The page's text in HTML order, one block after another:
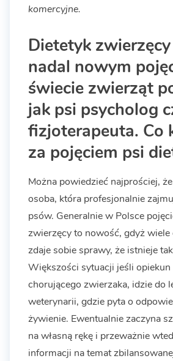
komercyjne.
Dietetyk
nadal nowym
świecie zwierząt
jak psi psycholog
fizjoterapeuta. Co
za pojęciem psi
Można powiedzieć najprościej,
osoba, która profesjonalnie
psów. Generalnie w Polsce
zwierzęcy to nowość, gdyż wiele
zdaje sobie sprawy, że istnieje
Większości sytuacji jeśli opiekun
chorującego zwierzaka, idzie do
weterynarii, gdzie pyta o
żywienie. Ewentualnie zaczyna
na własną rękę i przeważnie
informacji na temat